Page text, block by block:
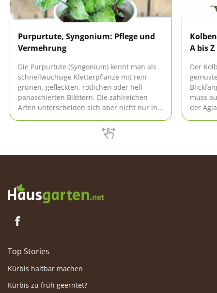
Purpurtute, Syngonium: Pflege und
Vermehrung
Die Purpurtute (Syngonium) kennt man als
schnellwüchsige Kletterpflanze mit rein
grünen, gefleckten, rötlichen oder hell
panaschierten Blättern. Die zahlreichen
Arten unterscheiden sich aber nicht nur in
Blätter, die sich mit zunehmendem Alter
A bis Z
Der
muss
der
Top Stories
Kürbis haltbar machen
Kürbis zu früh geerntet?